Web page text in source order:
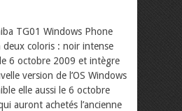
TG01 Windows Phone
deux coloris : noir intense
6 octobre 2009 et intègre
version de l’OS Windows
elle aussi le 6 octobre
auront achetés l’ancienne